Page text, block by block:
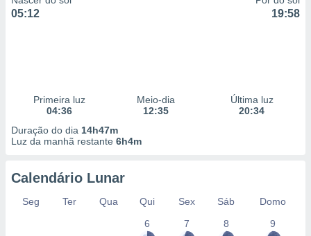
05:12 19:58
Primeira luz
04:36
Meio-dia
12:35
Última luz
20:34
Duração do dia 14h47m
Luz da manhã restante 6h4m
Calendário Lunar
Seg Ter Qua Qui Sex Sáb
Domo
6
7 8 9